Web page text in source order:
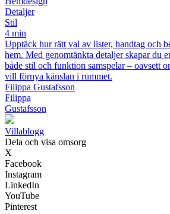
Detaljer
Stil
4 min
Upptäck hur rätt val av lister, handtag och
hem. Med genomtänkta detaljer skapar du
både stil och funktion samspelar – oavsett
vill förnya känslan i rummet.
Filippa Gustafsson
Filippa
Gustafsson
Villablogg
Dela och visa omsorg
X
Facebook
Instagram
LinkedIn
YouTube
Pinterest